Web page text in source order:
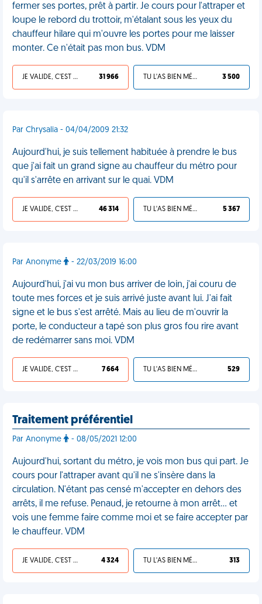
fermer ses portes, prêt à partir. Je cours pour l'attraper et
loupe le rebord du trottoir, m'étalant sous les yeux du
chauffeur hilare qui m'ouvre les portes pour me laisser
monter. Ce n'était pas mon bus. VDM
JE VALIDE, C'EST UNE VDM 31 966 TU L'AS BIEN MÉRITÉ 3 500
Par Chrysalia - 04/04/2009 21:32
Aujourd'hui, je suis tellement habituée à prendre le bus
que j'ai fait un grand signe au chauffeur du métro pour
qu'il s'arrête en arrivant sur le quai. VDM
JE VALIDE, C'EST UNE VDM 46 314 TU L'AS BIEN MÉRITÉ 5 367
Par Anonyme - 22/03/2019 16:00
Aujourd'hui, j'ai vu mon bus arriver de loin, j'ai couru de
toute mes forces et je suis arrivé juste avant lui. J'ai fait
signe et le bus s'est arrêté. Mais au lieu de m'ouvrir la
porte, le conducteur a tapé son plus gros fou rire avant
de redémarrer sans moi. VDM
JE VALIDE, C'EST UNE VDM 7 664 TU L'AS BIEN MÉRITÉ 529
Traitement préférentiel
Par Anonyme - 08/05/2021 12:00
Aujourd'hui, sortant du métro, je vois mon bus qui part. Je
cours pour l'attraper avant qu'il ne s'insère dans la
circulation. N'étant pas censé m'accepter en dehors des
arrêts, il me refuse. Penaud, je retourne à mon arrêt… et
vois une femme faire comme moi et se faire accepter par
le chauffeur. VDM
JE VALIDE, C'EST UNE VDM 4 324 TU L'AS BIEN MÉRITÉ 313